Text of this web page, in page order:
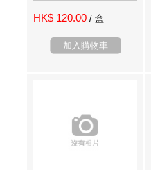
HK$ 120.00 / 盒
加入購物車